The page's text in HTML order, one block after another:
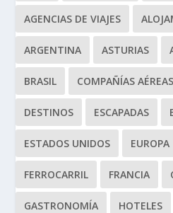
AGENCIAS DE VIAJES
ARGENTINA ASTURIAS
BRASIL COMPAÑÍAS AÉREAS
DESTINOS ESCAPADAS
ESTADOS UNIDOS EUROPA
FERROCARRIL FRANCIA
GASTRONOMÍA HOTELES